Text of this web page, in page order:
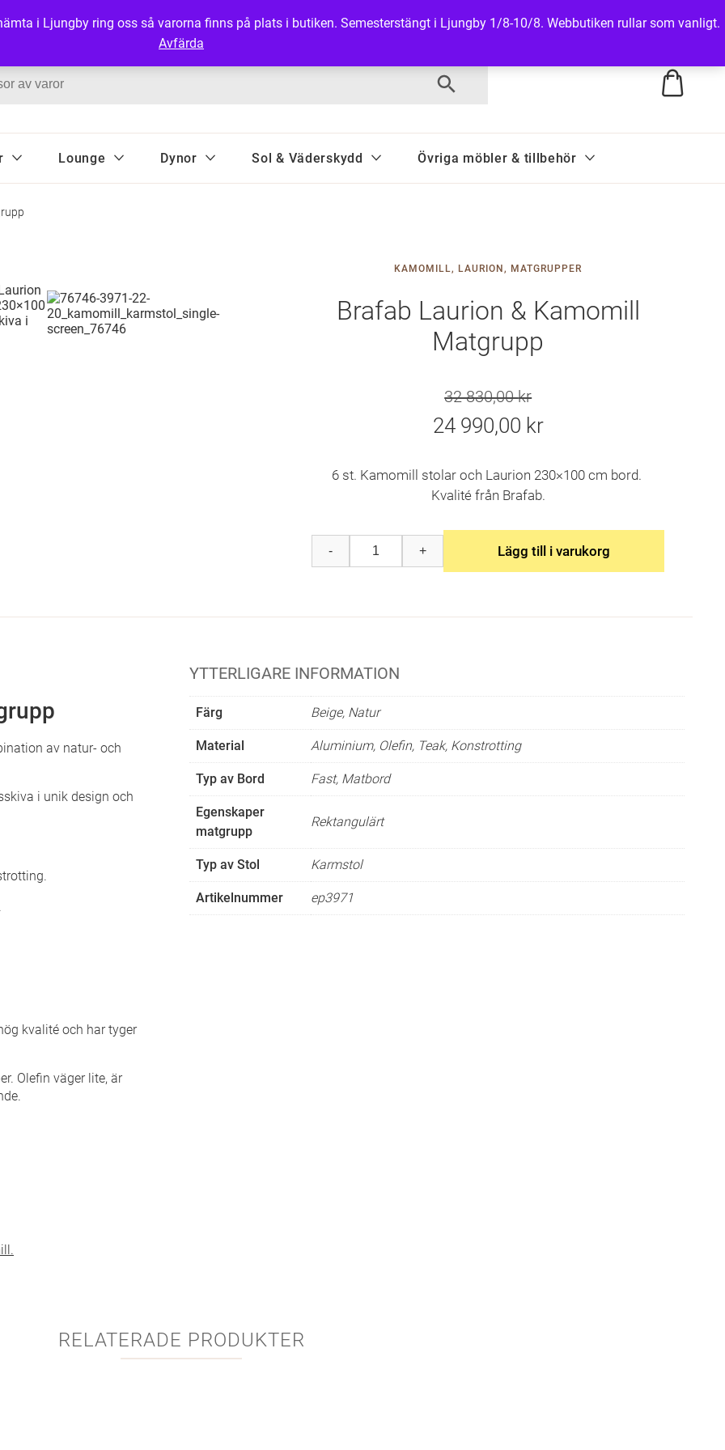
som finns i webbutiken finns inte i vår fysiska butik. Ring eller mejla för uppgift om leveranstid.
Lounge Dynor Sol & Väderskydd Övriga möbler & tillbehör
KAMOMILL, LAURION, MATGRUPPER
Brafab Laurion & Kamomill
Matgrupp
32 830,00kr
Det
ursprungliga
var:
32
24 990,00 kr
nuvarande
priset
24
990,00 kr.
6 st. Kamomill stolar och Laurion 230×100 cm bord.
Kvalité från Brafab.
-
Laurion
&
mängd
+ Lägg till i varukorg
av natur- och
i unik design och
kvalité och har tyger
Olefin väger lite, är
YTTERLIGARE INFORMATION
Färg Beige, Natur
Material Aluminium, Olefin, Teak, Konstrotting
Typ av Bord Fast, Matbord
Egenskaper
matgrupp
Rektangulärt
Typ av Stol Karmstol
Artikelnummer ep3971
RELATERADE PRODUKTER
i Ljungby ring oss så varorna finns på plats i butiken. Semesterstängt i Ljungby 1/8-10/8. Webbutiken rullar som vanligt.
Avfärda